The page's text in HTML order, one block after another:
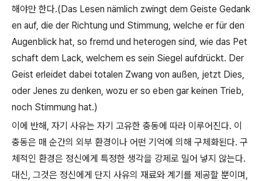
해야만 한다.(Das Lesen nämlich zwingt dem Geiste Gedank
en auf, die der Richtung und Stimmung, welche er für den
Augenblick hat, so fremd und heterogen sind, wie das Pet
schaft dem Lack, welchem es sein Siegel aufdrückt. Der
Geist erleidet dabei totalen Zwang von außen, jetzt Dies,
oder Jenes zu denken, wozu er so eben gar keinen Trieb,
noch Stimmung hat.)
이에 반해, 자기 사유는 자기 고유한 충동에 따라 이루어진다. 이
충동은 매 순간의 외부 환경이나 어떤 기억에 의해 구체화된다. 구
체적인 환경은 정신에게 특정한 생각을 강제로 밀어 넣지 않는다.
대신, 그것은 정신에게 단지 사유의 재료와 계기를 제공할 뿐이며,